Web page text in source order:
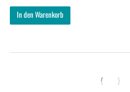
In den Warenkorb